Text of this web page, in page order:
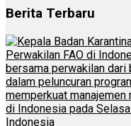
Berita Terbaru